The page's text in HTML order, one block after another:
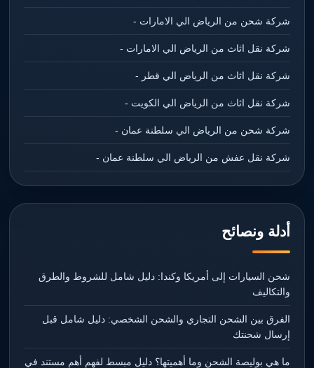
شركة شحن من الرياض الي الامارات -
شركة نقل اثاث من الرياض الي الامارات -
شركة نقل اثاث من الرياض الي قطر -
شركة نقل اثاث من الرياض الي الكويت -
شركة شحن من الرياض الي سلطنة عمان -
شركة نقل عفش من الرياض الي سلطنة عمان -
أدلة ونصائح
شحن السيارات إلى أمريكا وكندا: دليل شامل للشروط والطرق
والتكاليف
الفرق بين الشحن التجاري والشحن الشخصي: دليل شامل قبل
إرسال شحنتك
ما هي بوليصة الشحن وما أهميتها؟ دليل مبسط لفهم أهم مستند في